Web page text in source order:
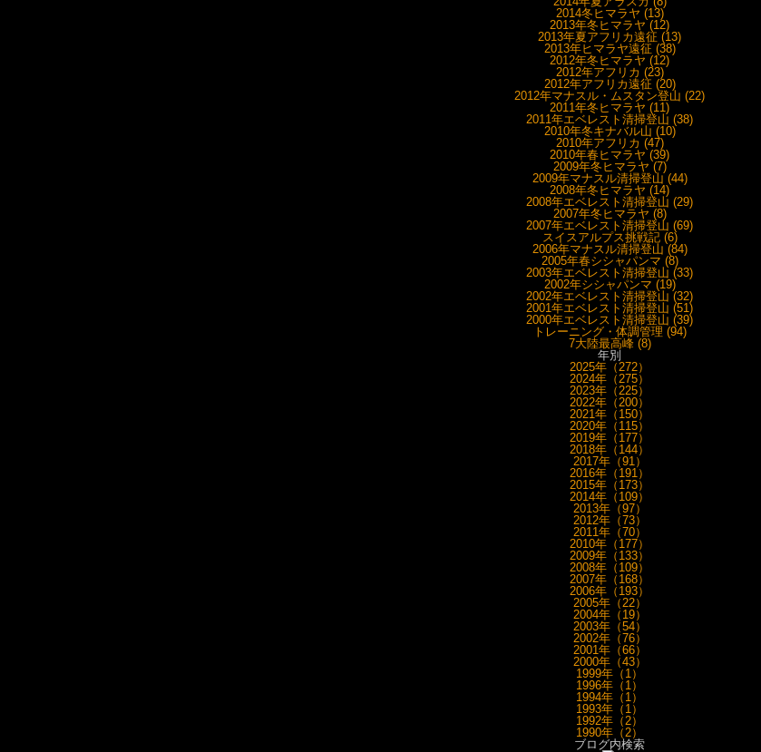
2014冬ヒマラヤ (13)
2013年冬ヒマラヤ (12)
2013年夏アフリカ遠征 (13)
2013年ヒマラヤ遠征 (38)
2012年冬ヒマラヤ (12)
2012年アフリカ (23)
2012年アフリカ遠征 (20)
2012年マナスル・ムスタン登山 (22)
2011年冬ヒマラヤ (11)
2011年エベレスト清掃登山 (38)
2010年冬キナバル山 (10)
2010年アフリカ (47)
2010年春ヒマラヤ (39)
2009年冬ヒマラヤ (7)
2009年マナスル清掃登山 (44)
2008年冬ヒマラヤ (14)
2008年エベレスト清掃登山 (29)
2007年冬ヒマラヤ (8)
2007年エベレスト清掃登山 (69)
スイスアルプス挑戦記 (6)
2006年マナスル清掃登山 (84)
2005年春シシャパンマ (8)
2003年エベレスト清掃登山 (33)
2002年シシャパンマ (19)
2002年エベレスト清掃登山 (32)
2001年エベレスト清掃登山 (51)
2000年エベレスト清掃登山 (39)
トレーニング・体調管理 (94)
7大陸最高峰 (8)
年別
2025年（272）
2024年（275）
2023年（225）
2022年（200）
2021年（150）
2020年（115）
2019年（177）
2018年（144）
2017年（91）
2016年（191）
2015年（173）
2014年（109）
2013年（97）
2012年（73）
2011年（70）
2010年（177）
2009年（133）
2008年（109）
2007年（168）
2006年（193）
2005年（22）
2004年（19）
2003年（54）
2002年（76）
2001年（66）
2000年（43）
1999年（1）
1996年（1）
1994年（1）
1993年（1）
1992年（2）
1990年（2）
ブログ内検索